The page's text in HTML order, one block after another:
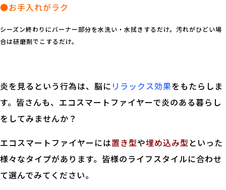
●お手入れがラク
シーズン終わりにバーナー部分を水洗い・水拭きするだけ。汚れがひどい場
合は研磨剤でこするだけ。
炎を見るという行為は、脳に リラックス効果をもたらしま
す。皆さんも、エコスマートファイヤーで炎のある暮らし
をしてみませんか？
エコスマートファイヤーには置き型や埋め込み型 といった
様々なタイプがあります。皆様のライフスタイルに合わせ
て選んでみてください。